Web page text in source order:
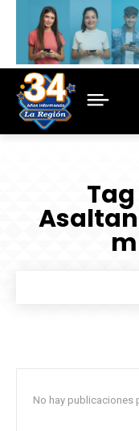
No hay publicaciones